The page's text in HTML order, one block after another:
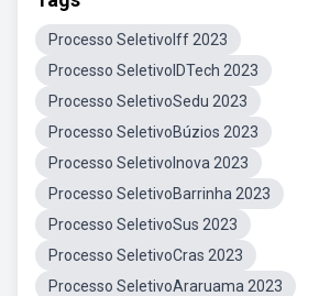
Processo SeletivoIff 2023
Processo SeletivoIDTech 2023
Processo SeletivoSedu 2023
Processo SeletivoBúzios 2023
Processo SeletivoInova 2023
Processo SeletivoBarrinha 2023
Processo SeletivoSus 2023
Processo SeletivoCras 2023
Processo SeletivoAraruama 2023